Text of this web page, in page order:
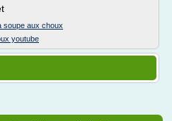
soupe aux choux
youtube